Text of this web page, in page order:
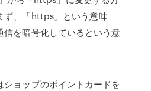
ず、「https」という意味
信を暗号化しているという意
ショップのポイントカードを